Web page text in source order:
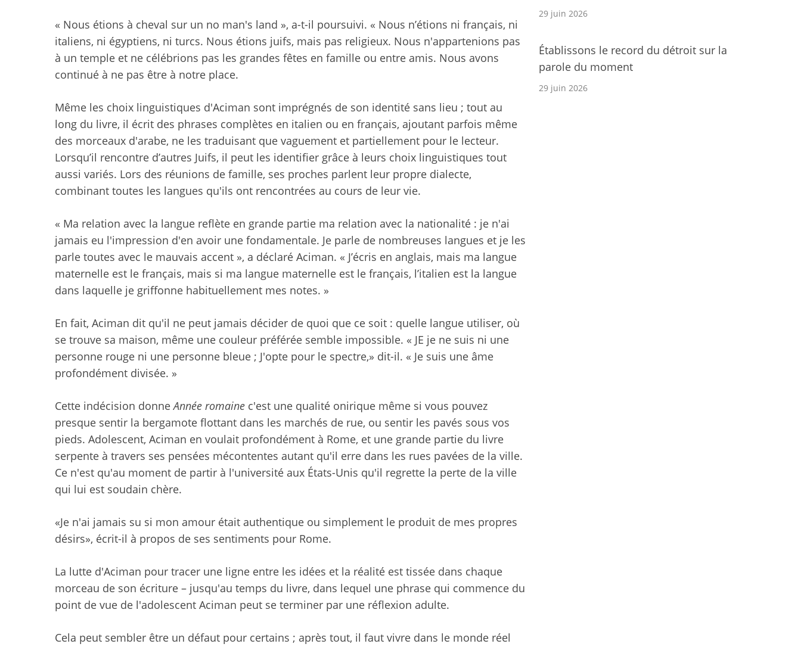
« Nous étions à cheval sur un no man's land », a-t-il poursuivi. « Nous n’étions ni français, ni
italiens, ni égyptiens, ni turcs. Nous étions juifs, mais pas religieux. Nous n'appartenions pas
à un temple et ne célébrions pas les grandes fêtes en famille ou entre amis. Nous avons
continué à ne pas être à notre place.
Même les choix linguistiques d'Aciman sont imprégnés de son identité sans lieu ; tout au
long du livre, il écrit des phrases complètes en italien ou en français, ajoutant parfois même
des morceaux d'arabe, ne les traduisant que vaguement et partiellement pour le lecteur.
Lorsqu’il rencontre d’autres Juifs, il peut les identifier grâce à leurs choix linguistiques tout
aussi variés. Lors des réunions de famille, ses proches parlent leur propre dialecte,
combinant toutes les langues qu'ils ont rencontrées au cours de leur vie.
« Ma relation avec la langue reflète en grande partie ma relation avec la nationalité : je n'ai
jamais eu l'impression d'en avoir une fondamentale. Je parle de nombreuses langues et je les
parle toutes avec le mauvais accent », a déclaré Aciman. « J’écris en anglais, mais ma langue
maternelle est le français, mais si ma langue maternelle est le français, l’italien est la langue
dans laquelle je griffonne habituellement mes notes. »
En fait, Aciman dit qu'il ne peut jamais décider de quoi que ce soit : quelle langue utiliser, où
se trouve sa maison, même une couleur préférée semble impossible. « JE je ne suis ni une
personne rouge ni une personne bleue ; J'opte pour le spectre,» dit-il. « Je suis une âme
profondément divisée. »
Cette indécision donneAnnée romaine c'est une qualité onirique même si vous pouvez
presque sentir la bergamote flottant dans les marchés de rue, ou sentir les pavés sous vos
pieds. Adolescent, Aciman en voulait profondément à Rome, et une grande partie du livre
serpente à travers ses pensées mécontentes autant qu'il erre dans les rues pavées de la ville.
Ce n'est qu'au moment de partir à l'université aux États-Unis qu'il regrette la perte de la ville
qui lui est soudain chère.
«Je n'ai jamais su si mon amour était authentique ou simplement le produit de mes propres
désirs», écrit-il à propos de ses sentiments pour Rome.
La lutte d'Aciman pour tracer une ligne entre les idées et la réalité est tissée dans chaque
morceau de son écriture – jusqu'au temps du livre, dans lequel une phrase qui commence du
point de vue de l'adolescent Aciman peut se terminer par une réflexion adulte.
Cela peut sembler être un défaut pour certains ; après tout, il faut vivre dans le monde réel
29 juin 2026
Établissons le record du détroit sur la
parole du moment
29 juin 2026